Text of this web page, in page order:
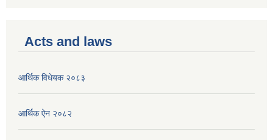
Acts and laws
आर्थिक विधेयक २०८३
आर्थिक ऐन २०८२